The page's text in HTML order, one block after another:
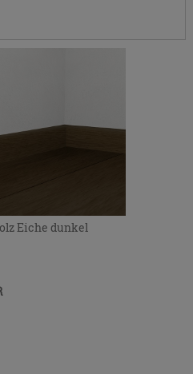
Eiche dunkel